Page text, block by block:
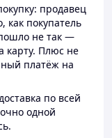
продавец
как покупатель
не так —
карту. Плюс не
платёж на
по всей
одной